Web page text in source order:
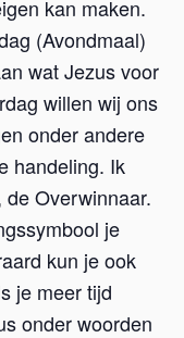
kan maken.
(Avondmaal)
wat Jezus voor
willen wij ons
onder andere
handeling. Ik
Overwinnaar.
je
kun je ook
je meer tijd
onder woorden